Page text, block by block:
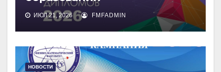
ИЮЛ 21, 2026 FMFADMIN
НОВОСТИ